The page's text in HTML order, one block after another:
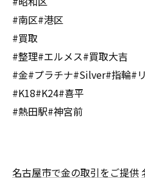
#南区#港区
#買取
#整理#エルメス#買取大吉
#金#プラチナ#Silver#指輪#
#K18#K24#喜平
#熱田駅#神宮前
名古屋市で金の取引をご提供